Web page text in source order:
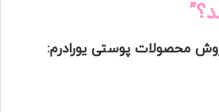
محصولات پوستی یورادرم: